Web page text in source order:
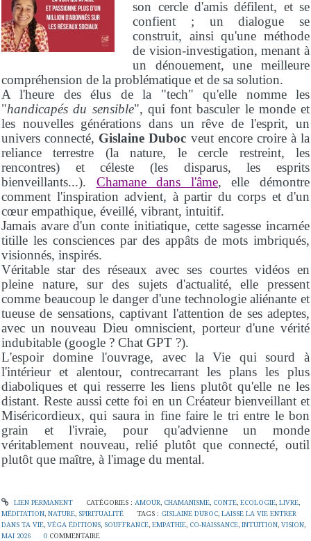
son cercle d'amis défilent, et se
confient ; un dialogue se
construit, ainsi qu'une méthode
de vision-investigation, menant à
un dénouement, une meilleure
compréhension de la problématique et de sa solution.
A l'heure des élus de la "tech" qu'elle nomme les
"handicapés du sensible", qui font basculer le monde et
les nouvelles générations dans un rêve de l'esprit, un
univers connecté, Gislaine Duboc veut encore croire à la
reliance terrestre (la nature, le cercle restreint, les
rencontres) et céleste (les disparus, les esprits
bienveillants...). Chamane dans l'âme, elle démontre
comment l'inspiration advient, à partir du corps et d'un
cœur empathique, éveillé, vibrant, intuitif.
Jamais avare d'un conte initiatique, cette sagesse incarnée
titille les consciences par des appâts de mots imbriqués,
visionnés, inspirés.
Véritable star des réseaux avec ses courtes vidéos en
pleine nature, sur des sujets d'actualité, elle pressent
comme beaucoup le danger d'une technologie aliénante et
tueuse de sensations, captivant l'attention de ses adeptes,
avec un nouveau Dieu omniscient, porteur d'une vérité
indubitable (google ? Chat GPT ?).
L'espoir domine l'ouvrage, avec la Vie qui sourd à
l'intérieur et alentour, contrecarrant les plans les plus
diaboliques et qui resserre les liens plutôt qu'elle ne les
distant. Reste aussi cette foi en un Créateur bienveillant et
Miséricordieux, qui saura in fine faire le tri entre le bon
grain et l'ivraie, pour qu'advienne un monde
véritablement nouveau, relié plutôt que connecté, outil
plutôt que maître, à l'image du mental.
LIEN PERMANENT CATÉGORIES : AMOUR CHAMANISME, CONTE, ECOLOGIE, LIVRE,
MÉDITATION NATURE SPIRITUALITÉ TAGS : GISLAINE DUBOC ,LAISSE LA VIE ENTRER
DANS TA VIE VÉGA ÉDITIONS SOUFFRANCE EMPATHIE CO-NAISSANCE INTUITION VISION
MAI 2026
0 COMMENTAIRE